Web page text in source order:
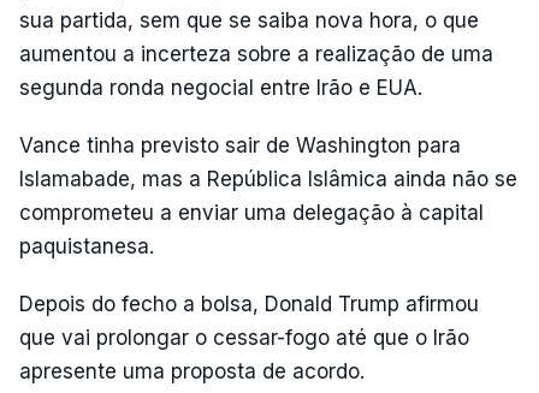
sua partida, sem que se saiba nova hora, o que
aumentou a incerteza sobre a realização de uma
segunda ronda negocial entre Irão e EUA.
Vance tinha previsto sair de Washington para
Islamabade, mas a República Islâmica ainda não se
comprometeu a enviar uma delegação à capital
paquistanesa.
Depois do fecho a bolsa, Donald Trump afirmou
que vai prolongar o cessar-fogo até que o Irão
apresente uma proposta de acordo.